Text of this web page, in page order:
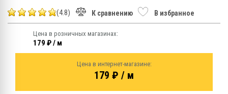
(4.8) К сравнению В избранное
Цена в розничных магазинах:
179 ₽ / м
Цена в интернет-магазине:
179 ₽ / м